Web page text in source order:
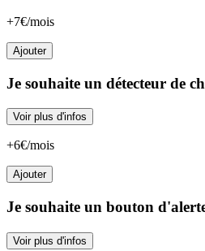
+7€/mois
Ajouter
Je souhaite un détecteur de
Voir plus d'infos
+6€/mois
Ajouter
Je souhaite un bouton
Voir plus d'infos